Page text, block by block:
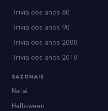
Trivia dos anos 80
Trivia dos anos 90
Trivia dos anos 2000
Trivia dos anos 2010
SAZONAIS
Natal
Halloween